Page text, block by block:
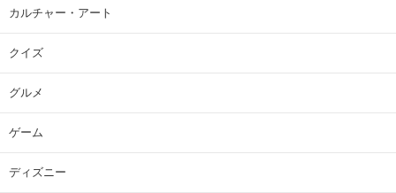
カルチャー・アート
クイズ
グルメ
ゲーム
ディズニー